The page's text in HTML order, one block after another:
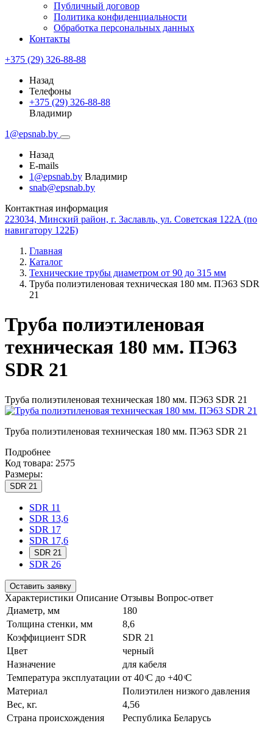
Публичный договор
Политика конфиденциальности
Обработка персональных данных
Контакты
+375 (29) 326-88-88
Назад
Телефоны
+375 (29) 326-88-88
Владимир
1@epsnab.by
Назад
E-mails
1@epsnab.by Владимир
snab@epsnab.by
Контактная информация
223034, Минский район, г. Заславль, ул. Советская 122А (по
навигатору 122Б)
Главная
Каталог
Технические трубы диаметром от 90 до 315 мм
Труба полиэтиленовая техническая 180 мм. ПЭ63 SDR
21
Труба полиэтиленовая
техническая 180 мм. ПЭ63
SDR 21
Труба полиэтиленовая техническая 180 мм. ПЭ63 SDR 21
Труба полиэтиленовая техническая 180 мм. ПЭ63 SDR 21
Подробнее
Код товара: 2575
Размеры:
SDR 21
SDR 11
SDR 13,6
SDR 17
SDR 17,6
SDR 21
SDR 26
Оставить заявку
Характеристики Описание Отзывы Вопрос-ответ
Диаметр, мм
180
Толщина стенки, мм
8,6
Коэффициент SDR
SDR 21
Цвет
черный
Назначение
для кабеля
Температура эксплуатации от 40 ͦС до +40 ͦС
Материал
Полиэтилен низкого давления
Вес, кг.
4,56
Страна происхождения
Республика Беларусь